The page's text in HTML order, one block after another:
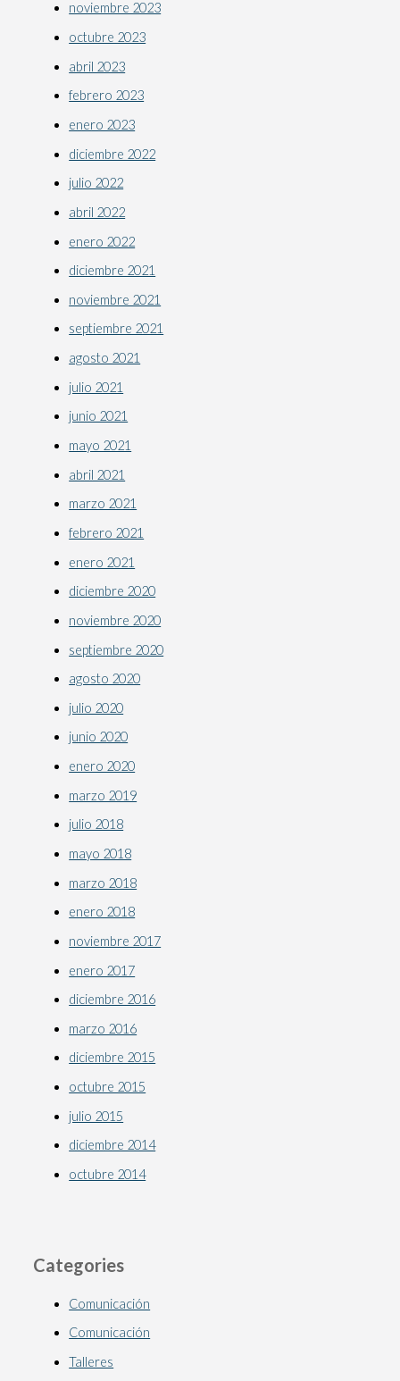
noviembre 2023
octubre 2023
abril 2023
febrero 2023
enero 2023
diciembre 2022
julio 2022
abril 2022
enero 2022
diciembre 2021
noviembre 2021
septiembre 2021
agosto 2021
julio 2021
junio 2021
mayo 2021
abril 2021
marzo 2021
febrero 2021
enero 2021
diciembre 2020
noviembre 2020
septiembre 2020
agosto 2020
julio 2020
junio 2020
enero 2020
marzo 2019
julio 2018
mayo 2018
marzo 2018
enero 2018
noviembre 2017
enero 2017
diciembre 2016
marzo 2016
diciembre 2015
octubre 2015
julio 2015
diciembre 2014
octubre 2014
Categories
Comunicación
Comunicación
Talleres